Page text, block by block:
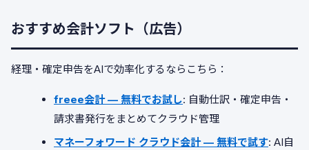
おすすめ会計ソフト（広告）
経理・確定申告をAIで効率化するならこちら：
freee会計 — 無料でお試し: 自動仕訳・確定申告・
請求書発行をまとめてクラウド管理
マネーフォワード クラウド会計 — 無料で試す: AI自